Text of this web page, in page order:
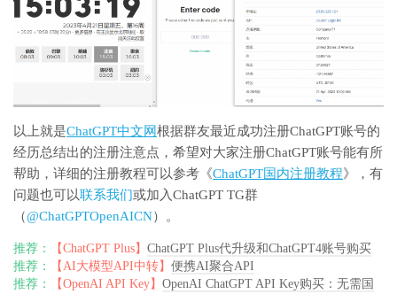
以上就是ChatGPT中文网根据群友最近成功注册ChatGPT账号的
经历总结出的注册注意点，希望对大家注册ChatGPT账号能有所
帮助，详细的注册教程可以参考《ChatGPT国内注册教程》，有
问题也可以联系我们或加入ChatGPT TG群
（@ChatGPTOpenAICN）。
推荐： 【ChatGPT Plus】 ChatGPT Plus代升级和ChatGPT4账号购买
推荐：
【AI大模型API中转】 便携AI聚合API
推荐：
【OpenAI API Key】 OpenAI ChatGPT API Key购买：无需国